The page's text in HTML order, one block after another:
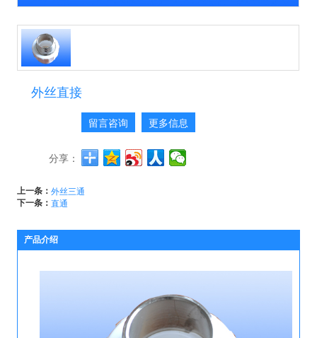
外丝直接
留言咨询 更多信息
分享：
上一条：外丝三通
下一条：直通
产品介绍